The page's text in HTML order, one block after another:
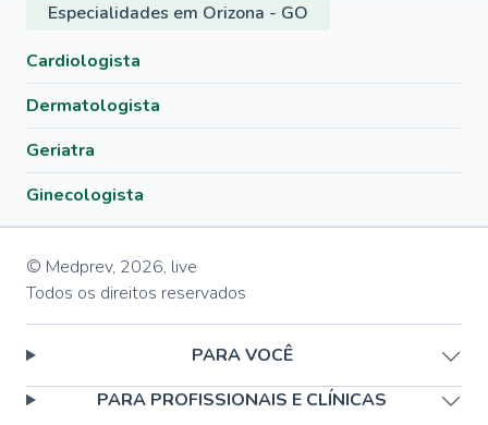
Especialidades em Orizona - GO
Cardiologista
Dermatologista
Geriatra
Ginecologista
© Medprev, 2026, live
Todos os direitos reservados
PARA VOCÊ
PARA PROFISSIONAIS E CLÍNICAS